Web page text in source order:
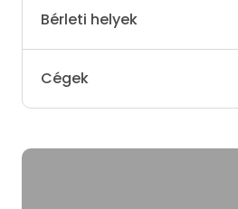
Bérleti helyek
Cégek